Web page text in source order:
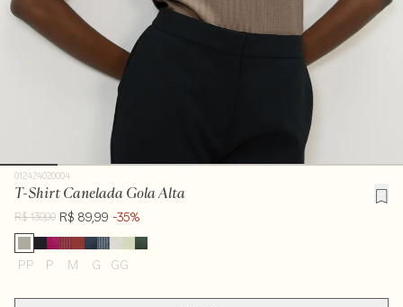
012424020004
T-Shirt Canelada Gola Alta
R$ 139,00 R$ 89,99 -35%
PP P M G GG